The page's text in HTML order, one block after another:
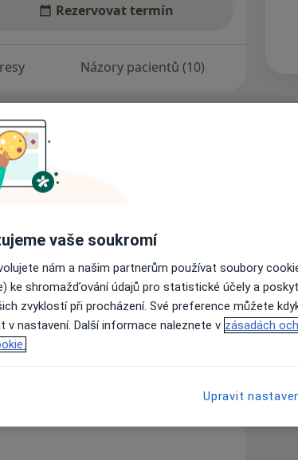
Rezervovat termín
Názory pacientů (10)
Absolvovala odborné
Německu, dále v Revmatologickém
školitelem prof. MUDr. Pavel Horák.
revmatickými chorobami a
letech působení v oblasti interní
činnosti se od roku 2021
v centru biologické léčby v
a kongresů v tuzemsku i v
odborné poznatky vědy a
Bechtěrevova choroba
vaše soukromí
nám a našim partnerům používat soubory
ke shromažďování údajů pro statistické účely a
zvyklostí při procházení. Své preference můžete
v nastavení. Další informace naleznete v zásadách
Upravit